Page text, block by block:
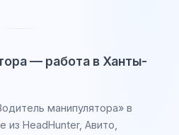
— работа в Ханты-
манипулятора» в
HeadHunter, Авито,